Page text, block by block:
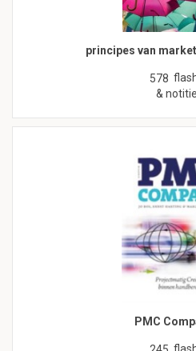
principes van
578
&
PMC